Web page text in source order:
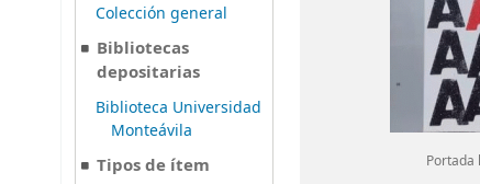
Colección general
Bibliotecas
depositarias
Biblioteca Universidad
Monteávila
Tipos de ítem Portada